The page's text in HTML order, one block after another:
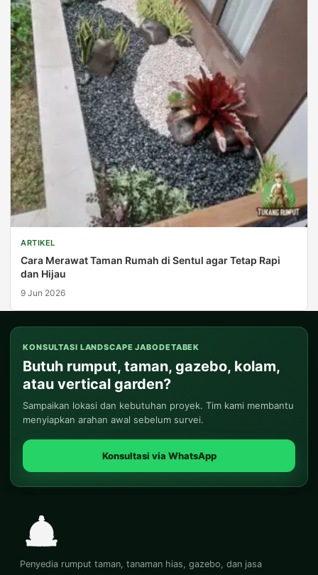
ARTIKEL
Cara Merawat Taman Rumah di Sentul agar Tetap Rapi
dan Hijau
9 Jun 2026
KONSULTASI LANDSCAPE JABODETABEK
Butuh rumput, taman, gazebo, kolam,
atau vertical garden?
Sampaikan lokasi dan kebutuhan proyek. Tim kami membantu
menyiapkan arahan awal sebelum survei.
Konsultasi via WhatsApp
Penyedia rumput taman, tanaman hias, gazebo, dan jasa